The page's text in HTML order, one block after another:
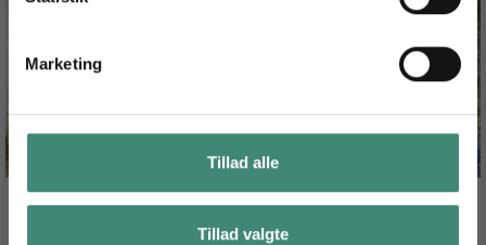
Marketing
Tillad alle
Tillad valgte
Rosehip Jam Sweater
Rivers Rest Sweater